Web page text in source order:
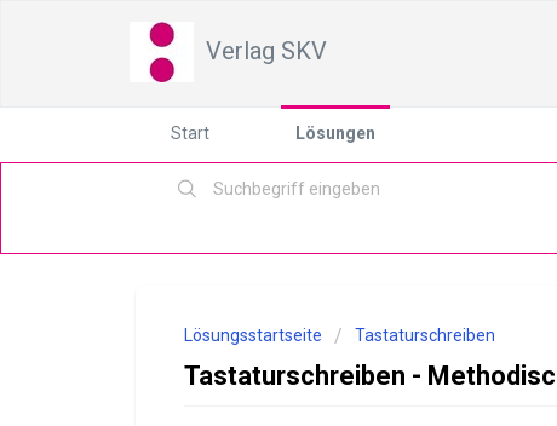
Verlag SKV
Start Lösungen
Lösungsstartseite Tastaturschreiben
Tastaturschreiben -